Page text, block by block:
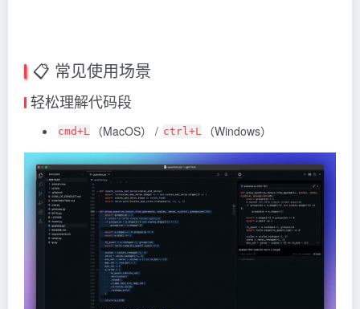
📋 常见使用场景
轻松理解代码段
cmd+L （MacOS） / ctrl+L （Windows）